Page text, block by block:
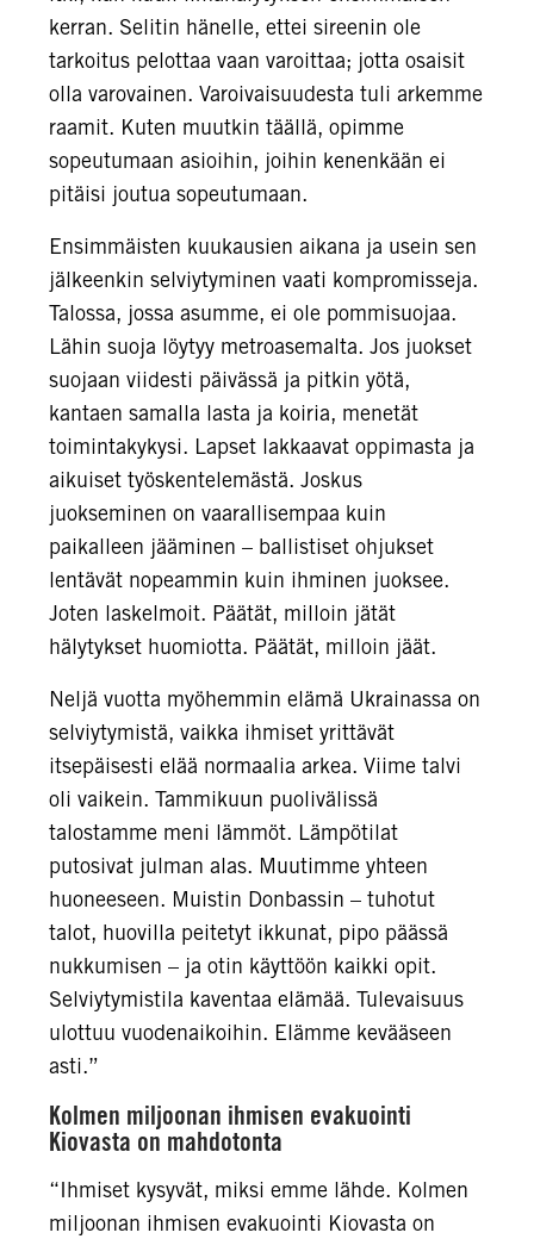
kerran. Selitin hänelle, ettei sireenin ole
tarkoitus pelottaa vaan varoittaa; jotta osaisit
olla varovainen. Varoivaisuudesta tuli arkemme
raamit. Kuten muutkin täällä, opimme
sopeutumaan asioihin, joihin kenenkään ei
pitäisi joutua sopeutumaan.
Ensimmäisten kuukausien aikana ja usein sen
jälkeenkin selviytyminen vaati kompromisseja.
Talossa, jossa asumme, ei ole pommisuojaa.
Lähin suoja löytyy metroasemalta. Jos juokset
suojaan viidesti päivässä ja pitkin yötä,
kantaen samalla lasta ja koiria, menetät
toimintakykysi. Lapset lakkaavat oppimasta ja
aikuiset työskentelemästä. Joskus
juokseminen on vaarallisempaa kuin
paikalleen jääminen – ballistiset ohjukset
lentävät nopeammin kuin ihminen juoksee.
Joten laskelmoit. Päätät, milloin jätät
hälytykset huomiotta. Päätät, milloin jäät.
Neljä vuotta myöhemmin elämä Ukrainassa on
selviytymistä, vaikka ihmiset yrittävät
itsepäisesti elää normaalia arkea. Viime talvi
oli vaikein. Tammikuun puolivälissä
talostamme meni lämmöt. Lämpötilat
putosivat julman alas. Muutimme yhteen
huoneeseen. Muistin Donbassin – tuhotut
talot, huovilla peitetyt ikkunat, pipo päässä
nukkumisen – ja otin käyttöön kaikki opit.
Selviytymistila kaventaa elämää. Tulevaisuus
ulottuu vuodenaikoihin. Elämme kevääseen
asti.”
Kolmen miljoonan ihmisen evakuointi
Kiovasta on mahdotonta
“Ihmiset kysyvät, miksi emme lähde. Kolmen
miljoonan ihmisen evakuointi Kiovasta on